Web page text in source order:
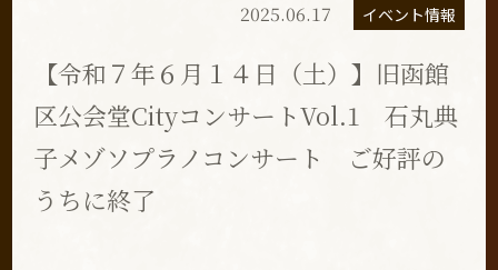
2025.06.17 イベント情報
【令和７年６月１４日（土）】旧函館
区公会堂CityコンサートVol.1 石丸典
子メゾソプラノコンサート ご好評の
うちに終了